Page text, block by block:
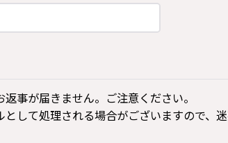
事が届きません。ご注意ください。
して処理される場合がございますので、